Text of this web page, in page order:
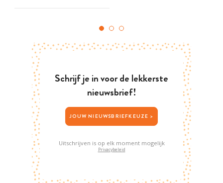
Schrijf je in voor de lekkerste
nieuwsbrief!
JOUW NIEUWSBRIEFKEUZE >
Uitschrijven is op elk moment mogelijk
Privacybeleid